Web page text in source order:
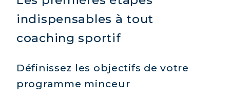
indispensables à tout
coaching sportif
Définissez les objectifs de votre
programme minceur